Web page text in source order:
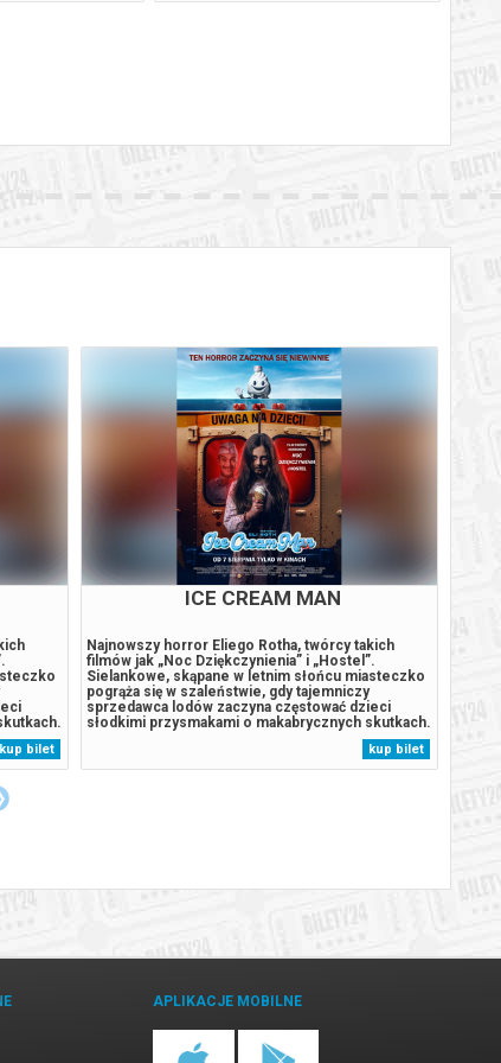
od 2,00 pln BILETY
BILETY
od 2,00 pln BILETY
od 2,00 pln BILETY
od 2,00 pln BILETY
od 2,00 pln BILETY
od 2,00 pln BILETY
od 2,00 pln BILETY
od 2,00 pln BILETY
od 2,00 pln BILETY
BILETY
od 2,00 pln BILETY
kup bilet
ICE CREAM MAN
Najnowszy horror Eliego Rotha, twórcy takich
filmów jak „Noc Dziękczynienia” i „Hostel”.
Sielankowe, skąpane w letnim słońcu miasteczko
pogrąża się w szaleństwie, gdy tajemniczy
sprzedawca lodów zaczyna częstować dzieci
słodkimi przysmakami o makabrycznych skutkach.
Niewinne uśmiechy szybko ustępują miejsca
bezlitosnych łowców dorosłych. Troje młodych
kup bilet
jest
APLIKACJE MOBILNE